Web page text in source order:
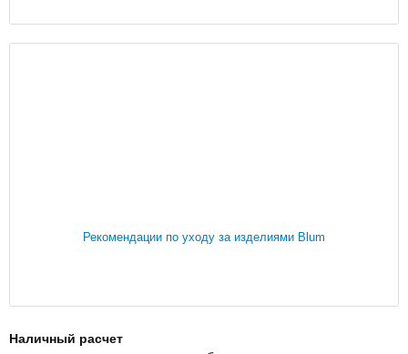
Рекомендации по уходу за изделиями Blum
Наличный расчет